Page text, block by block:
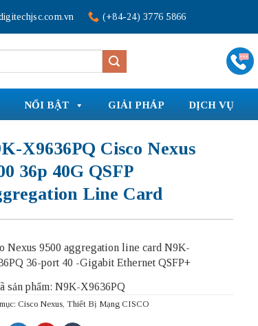
(+84-24) 3776 5866
NỔI BẬT GIẢI PHÁP DỊCH VỤ
X9636PQ Cisco Nexus
36p 40G QSFP
Line Card
Nexus 9500 aggregation line card N9K-
36-port 40 -Gigabit Ethernet QSFP+
sản phẩm: N9K-X9636PQ
Cisco Nexus, Thiết Bị Mạng CISCO